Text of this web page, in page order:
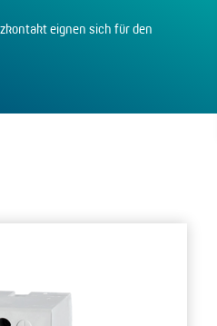
eignen sich für den